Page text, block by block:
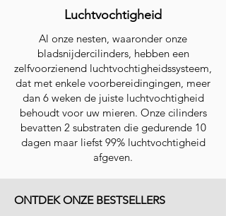
Luchtvochtigheid
Al onze nesten, waaronder onze
bladsnijdercilinders, hebben een
zelfvoorzienend luchtvochtigheidssysteem,
dat met enkele voorbereidingingen, meer
dan 6 weken de juiste luchtvochtigheid
behoudt voor uw mieren. Onze cilinders
bevatten 2 substraten die gedurende 10
dagen maar liefst 99% luchtvochtigheid
afgeven.
ONTDEK ONZE BESTSELLERS